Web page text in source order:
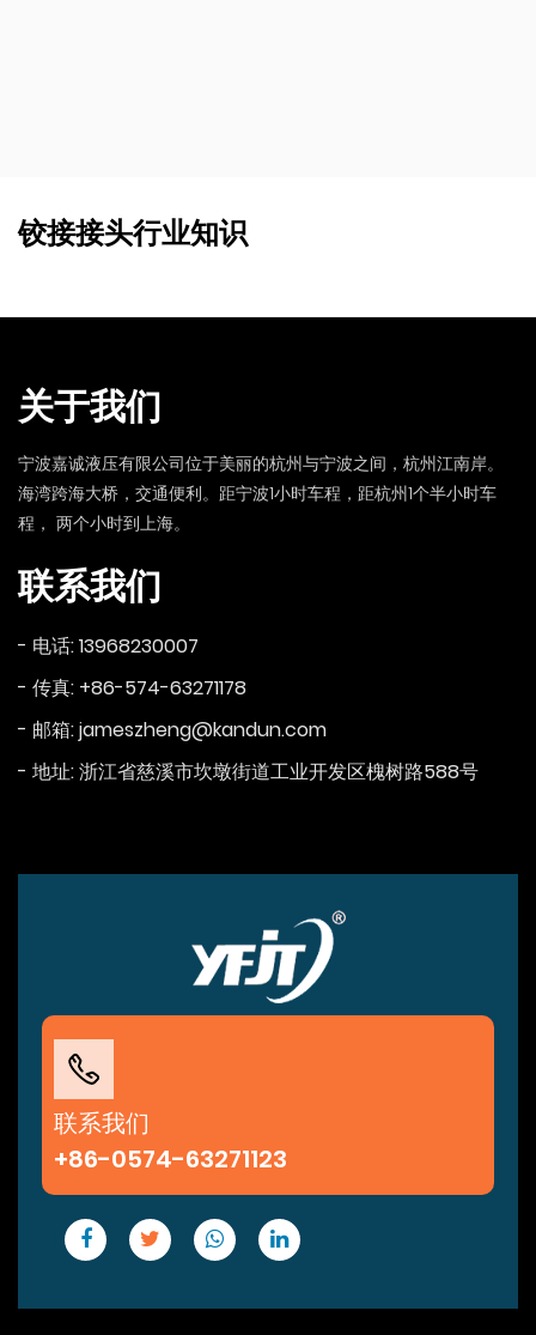
铰接接头行业知识
关于我们
宁波嘉诚液压有限公司位于美丽的杭州与宁波之间，杭州江南岸。
海湾跨海大桥，交通便利。距宁波1小时车程，距杭州1个半小时车
程， 两个小时到上海。
联系我们
- 电话: 13968230007
- 传真: +86-574-63271178
- 邮箱: jameszheng@kandun.com
- 地址: 浙江省慈溪市坎墩街道工业开发区槐树路588号
联系我们
+86-0574-63271123